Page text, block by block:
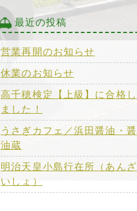
最近の投稿
営業再開のお知らせ
休業のお知らせ
高千穂検定【上級】に合格し
ました！
うさぎカフェ／浜田醤油・醤
油蔵
明治天皇小島行在所（あんざ
いしょ）